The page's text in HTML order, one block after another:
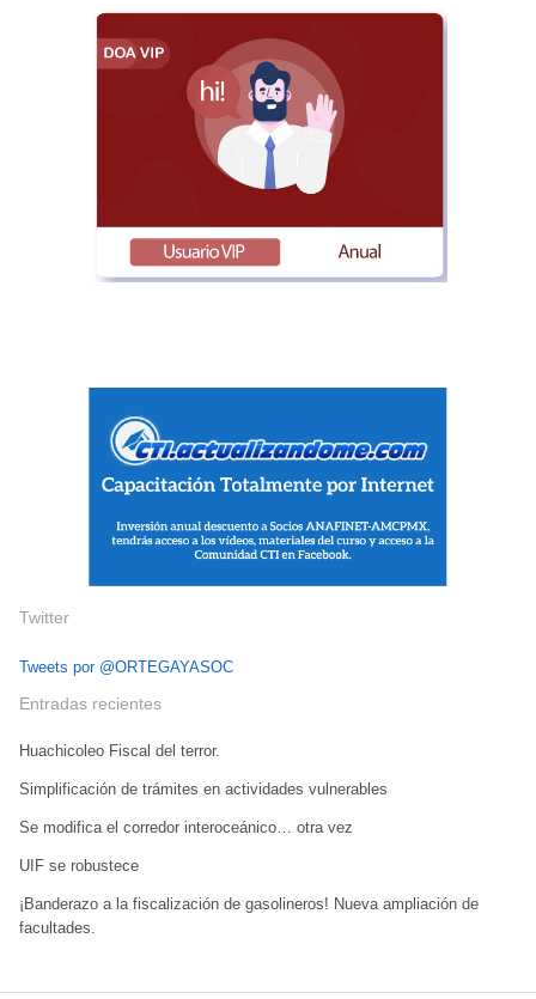
Twitter
Tweets por @ORTEGAYASOC
Entradas recientes
Huachicoleo Fiscal del terror.
Simplificación de trámites en actividades vulnerables
Se modifica el corredor interoceánico… otra vez
UIF se robustece
¡Banderazo a la fiscalización de gasolineros! Nueva ampliación de
facultades.